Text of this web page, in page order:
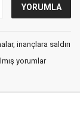
inançlara saldırı
yorumlar